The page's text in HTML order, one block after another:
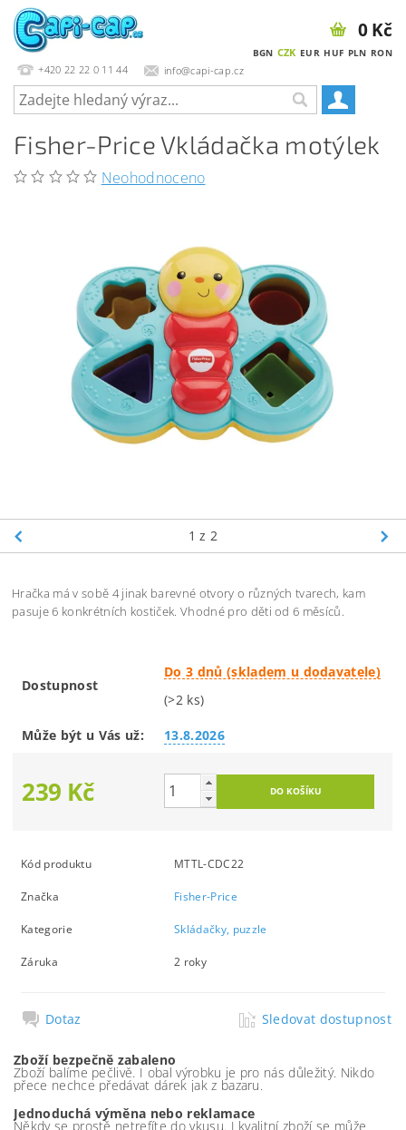
+420 22 22 0 11 44 info@capi-cap.cz
BGN CZK EUR HUF PLN RON
0 Kč
Fisher-Price Vkládačka motýlek
Neohodnoceno
1 z 2
Hračka má v sobě 4 jinak barevné otvory o různých tvarech, kam
pasuje 6 konkrétních kostiček. Vhodné pro děti od 6 měsíců.
Dostupnost
Do 3 dnů (skladem u dodavatele)
(>2 ks)
Může být u Vás už: 13.8.2026
239 Kč
Kód produktu MTTL-CDC22
Značka Fisher-Price
Kategorie Skládačky, puzzle
Záruka 2 roky
Dotaz Sledovat dostupnost
Zboží bezpečně zabaleno
Zboží balíme pečlivě. I obal výrobku je pro nás důležitý. Nikdo
přece nechce předávat dárek jak z bazaru.
Jednoduchá výměna nebo reklamace
Někdy se prostě netrefíte do vkusu. I kvalitní zboží se může